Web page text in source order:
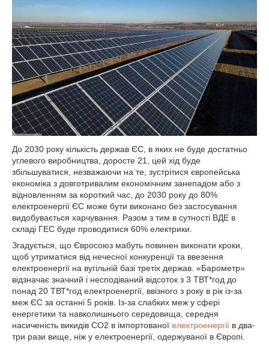
До 2030 року кількість держав ЄС, в яких не буде достатньо
углевого виробництва, доросте 21, цей хід буде
збільшуватися, незважаючи на те, зустрітися європейська
економіка з довготривалим економічним занепадом або з
відновленням за короткий час, до 2030 року до 80%
електроенергії ЄС може бути виконано без застосування
видобувається харчування. Разом з тим в сутності ВДЕ в
складі ГЕС буде проводитися 60% електрики.
Згадується, що Євросоюз мабуть повинен виконати кроки,
щоб утриматися від нечесної конкуренції та ввезення
електроенергії на вугільній базі третіх держав. «Барометр»
відзначає значний і несподіваний відсоток з 3 ТВТ*год до
понад 20 ТВТ*год електроенергії, ввізного з року в рік із-за
меж ЄС за останні 5 років. Із-за слабких меж у сфері
енергетики та навколишнього середовища, середня
насиченість викидів CO2 в імпортованої електроенергії в два-
три рази вище, ніж у електроенергії, одержуваної в Європі.